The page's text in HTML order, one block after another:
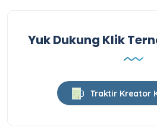
Yuk Dukung Klik
Traktir Kreator